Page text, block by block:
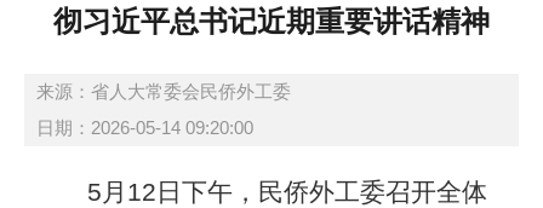
彻习近平总书记近期重要讲话精神
来源：省人大常委会民侨外工委
日期：2026-05-14 09:20:00
5月 12 日下午，民侨外工委召开全体